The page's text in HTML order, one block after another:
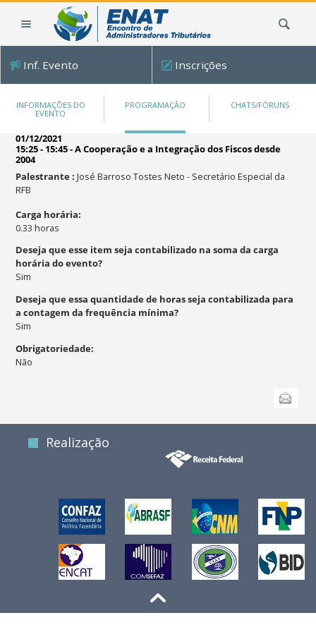
Inf. Evento Inscrições
INFORMAÇÕES DO
EVENTO
PROGRAMAÇÃO CHATS/FÓRUNS
01/12/2021
15:25 - 15:45-A Cooperação e a Integração dos Fiscos desde
2004
Palestrante: José Barroso Tostes Neto- Secretário Especial da
RFB
Carga horária:
0.33horas
Deseja que esse item seja contabilizado na soma da carga
horária do evento?
Sim
Deseja que essa quantidade de horas seja contabilizada para
a contagem da frequência mínima?
Sim
Obrigatoriedade:
Não
Realização